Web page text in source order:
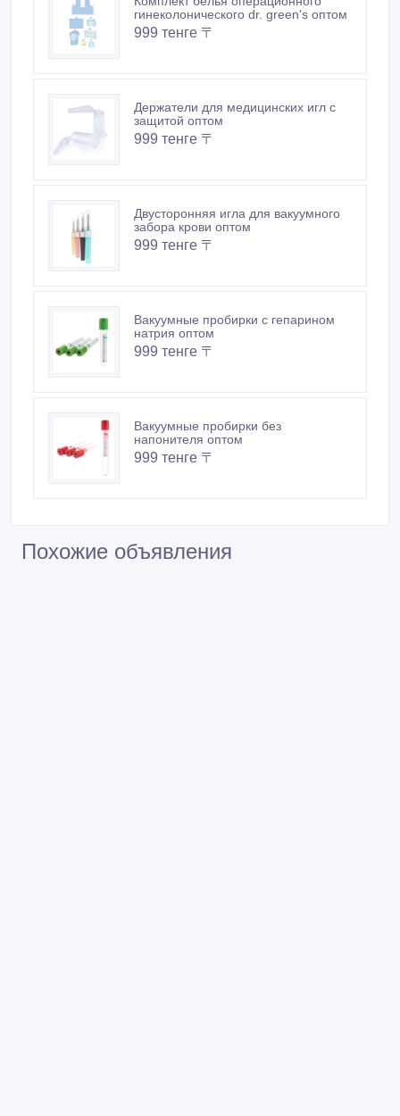
гинеколонического dr. green's оптом
999 тенге 〒
Держатели для медицинских игл с
защитой оптом
999 тенге 〒
Двусторонняя игла для вакуумного
забора крови оптом
999 тенге 〒
Вакуумные пробирки с гепарином
натрия оптом
999 тенге 〒
Вакуумные пробирки без
напонителя оптом
999 тенге 〒
Похожие объявления